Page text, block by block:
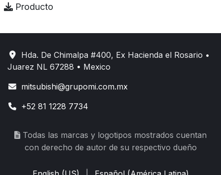
Producto
Hda. De Chimalpa #400, Ex Hacienda el Rosario •
Juarez NL 67288 • Mexico
mitsubishi@grupomi.com.mx
+52 81 1228 7734
Todas las marcas y logotipos mostrados cuentan
con derecho de autor de su respectivo dueño